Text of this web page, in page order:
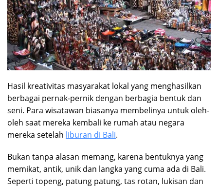
Hasil kreativitas masyarakat lokal yang menghasilkan
berbagai pernak-pernik dengan berbagia bentuk dan
seni. Para wisatawan biasanya membelinya untuk oleh-
oleh saat mereka kembali ke rumah atau negara
mereka setelah liburan di Bali.
Bukan tanpa alasan memang, karena bentuknya yang
memikat, antik, unik dan langka yang cuma ada di Bali.
Seperti topeng, patung patung, tas rotan, lukisan dan